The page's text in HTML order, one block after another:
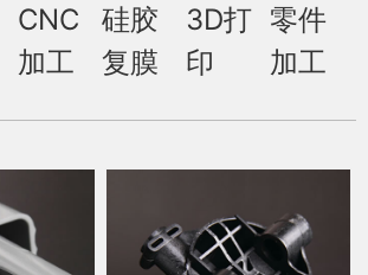
CNC
加工
硅胶
复膜
3D打
印
零件
加工